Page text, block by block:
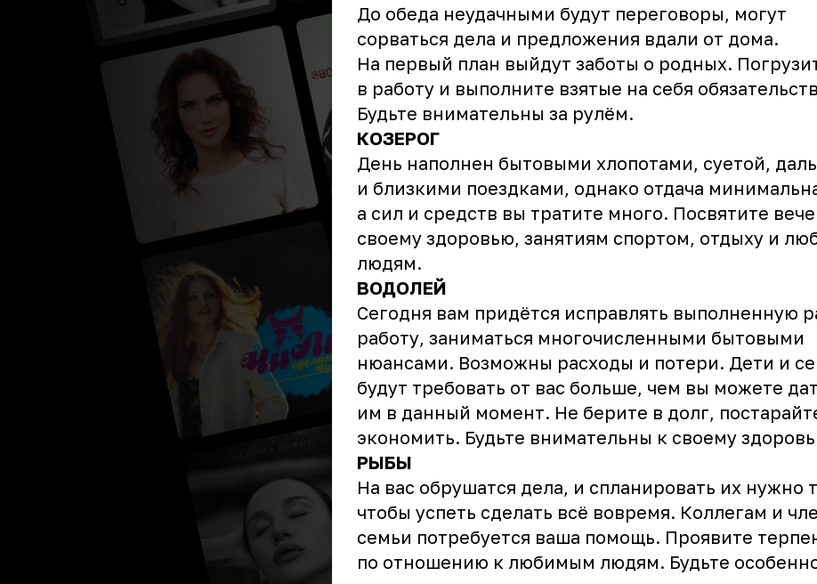
До обеда неудачными будут переговоры, могут
сорваться дела и предложения вдали от дома.
На первый план выйдут заботы о родных.
в работу и выполните взятые на себя
Будьте внимательны за рулём.
КОЗЕРОГ
День наполнен бытовыми хлопотами, суетой,
и близкими поездками, однако отдача
а сил и средств вы тратите много. Посвятите
своему здоровью, занятиям спортом, отдыху и
людям.
ВОДОЛЕЙ
Сегодня вам придётся исправлять выполненную
работу, заниматься многочисленными бытовыми
нюансами. Возможны расходы и потери. Дети и
будут требовать от вас больше, чем вы можете
им в данный момент. Не берите в долг,
экономить. Будьте внимательны к своему
РЫБЫ
На вас обрушатся дела, и спланировать их нужно
чтобы успеть сделать всё вовремя. Коллегам и
семьи потребуется ваша помощь. Проявите
по отношению к любимым людям. Будьте